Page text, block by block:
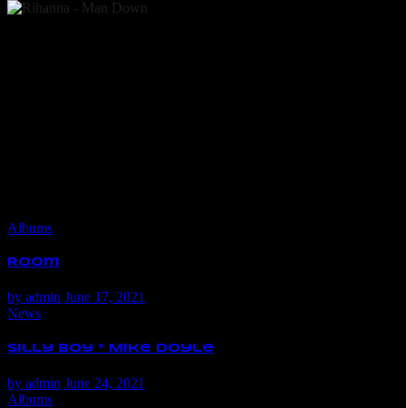
Albums
Room
by admin June 17, 2021
News
Silly Boy * Mike Doyle
by admin June 24, 2021
Albums